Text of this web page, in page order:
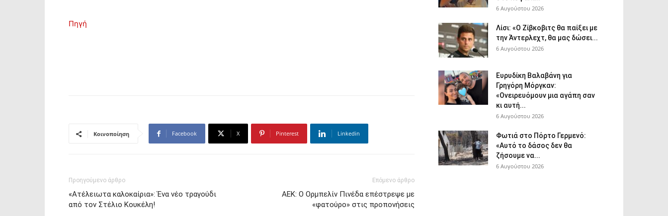
Πηγή
Κοινοποίηση Facebook X Pinterest Linkedin
Προηγούμενο άρθρο
«Ατέλειωτα καλοκαίρια»: Ένα νέο τραγούδι
από τον Στέλιο Κουκέλη!
Επόμενο άρθρο
ΑΕΚ: Ο Ορμπελίν Πινέδα επέστρεψε με
«φατούρο» στις προπονήσεις
6 Αυγούστου 2026
Λίσι: «Ο Ζίβκοβιτς θα παίξει με
την Άντερλεχτ, θα μας δώσει...
6 Αυγούστου 2026
Ευρυδίκη Βαλαβάνη για
Γρηγόρη Μόργκαν:
«Ονειρευόμουν μια αγάπη σαν
κι αυτή...
6 Αυγούστου 2026
Φωτιά στο Πόρτο Γερμενό:
«Αυτό το δάσος δεν θα
ζήσουμε να...
6 Αυγούστου 2026